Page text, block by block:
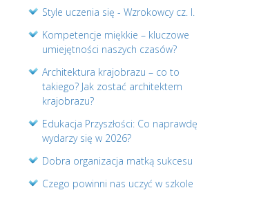
Style uczenia się - Wzrokowcy cz. I.
Kompetencje miękkie – kluczowe
umiejętności naszych czasów?
Architektura krajobrazu – co to
takiego? Jak zostać architektem
krajobrazu?
Edukacja Przyszłości: Co naprawdę
wydarzy się w 2026?
Dobra organizacja matką sukcesu
Czego powinni nas uczyć w szkole